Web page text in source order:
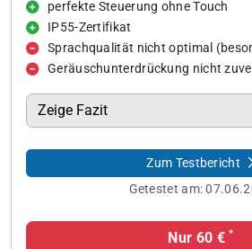
perfekte Steuerung ohne Touch
IP55-Zertifikat
Sprachqualität nicht optimal
Geräuschunterdrückung nicht
Zeige Fazit
Zum Testbericht
Getestet am:
Nur 60 € *